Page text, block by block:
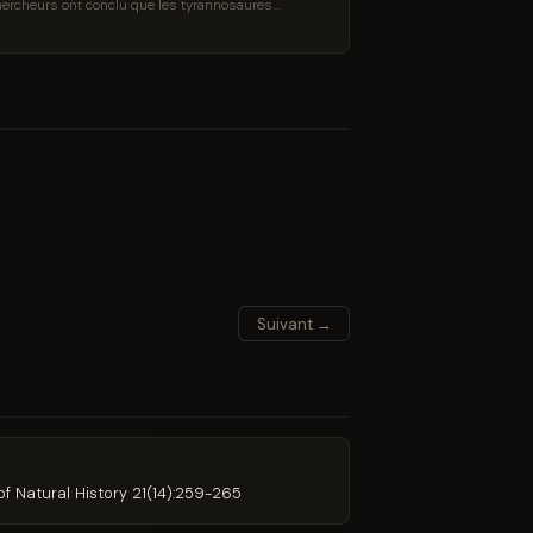
ont conclu que les tyrannosaures
Suivant →
Natural History 21(14):259-265